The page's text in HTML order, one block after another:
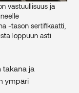
vastuullisuus ja
-tason sertifikaatti,
loppuun asti
takana ja
ympäri